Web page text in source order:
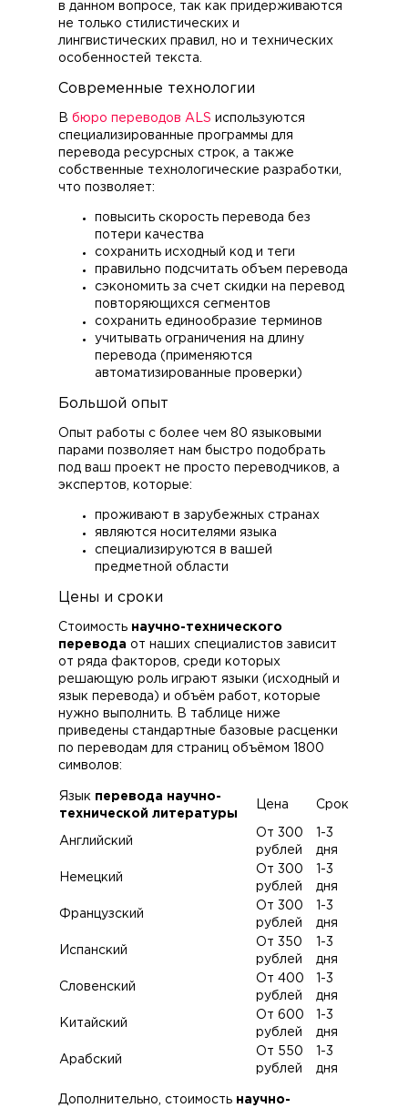
в данном вопросе, так как придерживаются
не только стилистических и
лингвистических правил, но и технических
особенностей текста.
Современные технологии
В бюро переводов ALS используются
специализированные программы для
перевода ресурсных строк, а также
собственные технологические разработки,
что позволяет:
повысить скорость перевода без
потери качества
сохранить исходный код и теги
правильно подсчитать объем перевода
сэкономить за счет скидки на перевод
повторяющихся сегментов
сохранить единообразие терминов
учитывать ограничения на длину
перевода (применяются
автоматизированные проверки)
Большой опыт
Опыт работы с более чем 80 языковыми
парами позволяет нам быстро подобрать
под ваш проект не просто переводчиков, а
экспертов, которые:
проживают в зарубежных странах
являются носителями языка
специализируются в вашей
предметной области
Цены и сроки
Стоимость научно-технического
перевода от наших специалистов зависит
от ряда факторов, среди которых
решающую роль играют языки (исходный и
язык перевода) и объём работ, которые
нужно выполнить. В таблице ниже
приведены стандартные базовые расценки
по переводам для страниц объёмом 1800
символов:
Язык перевода научно-
технической литературы
Цена Срок
Английский
От 300
рублей
1-3
дня
Немецкий
От 300
рублей
1-3
дня
Французский
От 300
рублей
1-3
дня
Испанский
От 350
рублей
1-3
дня
Словенский
От 400
рублей
1-3
дня
Китайский
От 600
рублей
1-3
дня
Арабский
От 550
рублей
1-3
дня
Дополнительно, стоимость научно-